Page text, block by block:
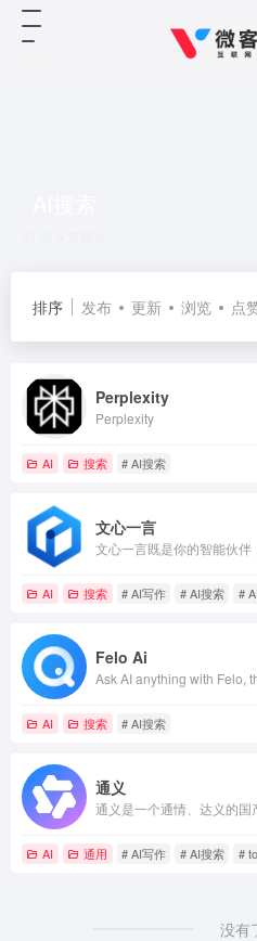
排序 发布 更新 浏览 点
Perplexity
Perplexity
AI 搜索 # AI搜索
文心一言
AI 搜索 # AI写作 # AI搜索 #
Felo Ai
AI 搜索 # AI搜索
通义
AI 通用 # AI写作 # AI搜索 #
没有